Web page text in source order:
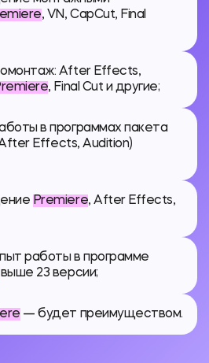
, VN, CapCut, Final
After Effects,
, Final Cut и другие;
в программах пакета
Effects, Audition)
Premiere, After Effects,
работы в программе
выше 23 версии;
— будет преимуществом.